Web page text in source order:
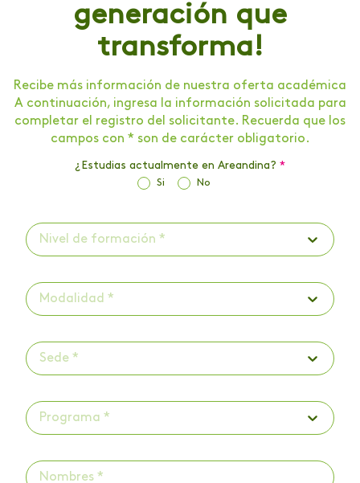
generación que
transforma!
Recibe más información de nuestra oferta académica
A continuación, ingresa la información solicitada para
completar el registro del solicitante. Recuerda que los
campos con * son de carácter obligatorio.
¿Estudias actualmente en Areandina? *
Si No
Nivel de formación *
Modalidad *
Sede *
Programa *